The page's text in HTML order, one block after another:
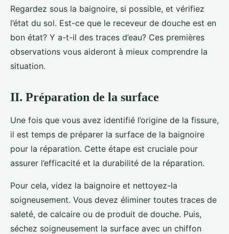
Regardez sous la baignoire, si possible, et vérifiez
l’état du sol. Est-ce que le receveur de douche est en
bon état? Y a-t-il des traces d’eau? Ces premières
observations vous aideront à mieux comprendre la
situation.
II. Préparation de la surface
Une fois que vous avez identifié l’origine de la fissure,
il est temps de préparer la surface de la baignoire
pour la réparation. Cette étape est cruciale pour
assurer l’efficacité et la durabilité de la réparation.
Pour cela, videz la baignoire et nettoyez-la
soigneusement. Vous devez éliminer toutes traces de
saleté, de calcaire ou de produit de douche. Puis,
séchez soigneusement la surface avec un chiffon